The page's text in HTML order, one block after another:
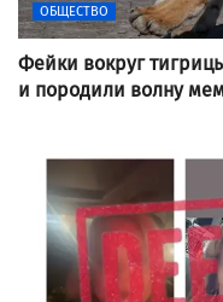
ОБЩЕСТВО
Фейки вокруг
и породили волну